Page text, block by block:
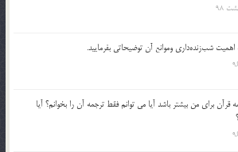
اهميت شب‌زنده‌داري وموانع آن توضيحاتي بفرماييد.
قرآن براي من بيشتر باشد آيا مي توانم فقط ترجمه آن را بخوانم؟ آيا